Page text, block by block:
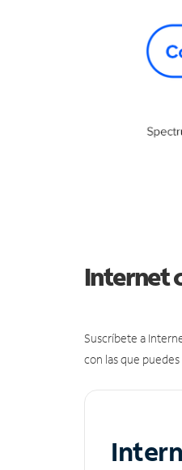
Internet
Suscríbete a
con las que puedes